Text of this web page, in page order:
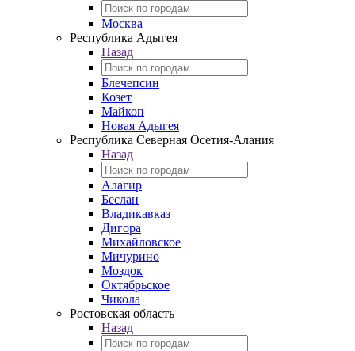
Москва
Республика Адыгея
Назад
Блечепсин
Козет
Майкоп
Новая Адыгея
Республика Северная Осетия-Алания
Назад
Алагир
Беслан
Владикавказ
Дигора
Михайловское
Мичурино
Моздок
Октябрьское
Чикола
Ростовская область
Назад